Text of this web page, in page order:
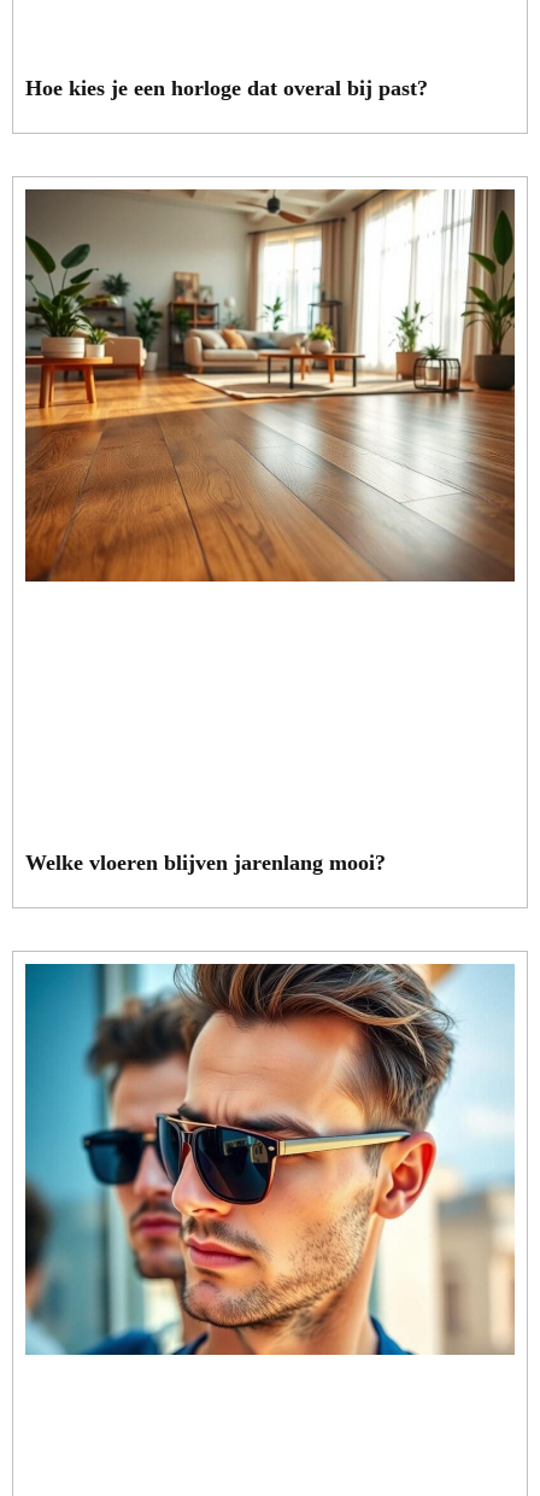
Hoe kies je een horloge dat overal bij past?
Welke vloeren blijven jarenlang mooi?